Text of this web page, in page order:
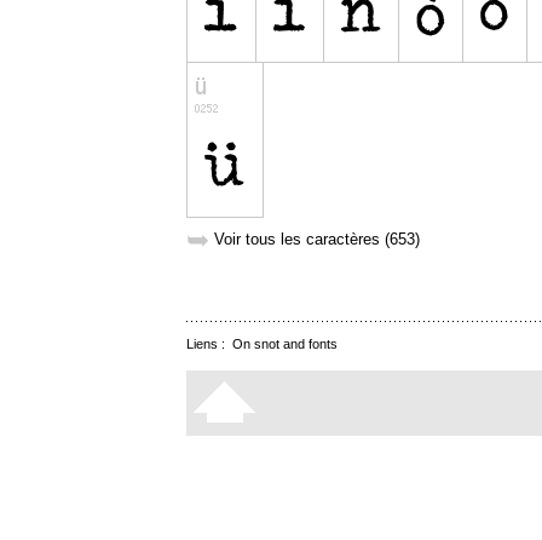
➥ Voir tous les caractères (653)
Liens : On snot and fonts